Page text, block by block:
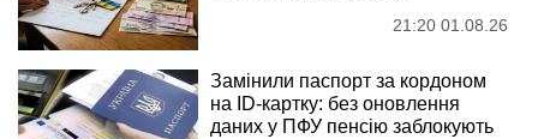
21:20 01.08.26
Замінили паспорт за кордоном
на ID-картку: без оновлення
даних у ПФУ пенсію заблокують